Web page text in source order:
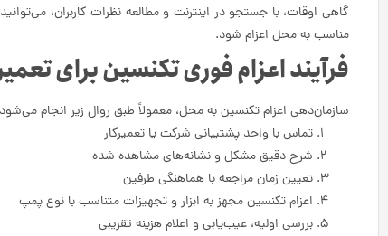
گاهی اوقات، با جستجو در اینترنت و مطالعه نظرات کاربران،
مناسب به محل اعزام شود.
فرآیند اعزام فوری تکنسین برای
سازمان‌دهی اعزام تکنسین به محل، معمولاً طبق روال زیر انجام
تماس با واحد پشتیبانی شرکت یا تعمیرکار
شرح دقیق مشکل و نشانه‌های مشاهده شده
تعیین زمان مراجعه با هماهنگی طرفین
اعزام تکنسین مجهز به ابزار و تجهیزات متناسب با نوع پمپ
بررسی اولیه، عیب‌یابی و اعلام هزینه تقریبی